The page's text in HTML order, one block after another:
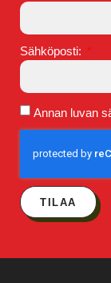
Sähköposti:
Annan luvan
TILAA